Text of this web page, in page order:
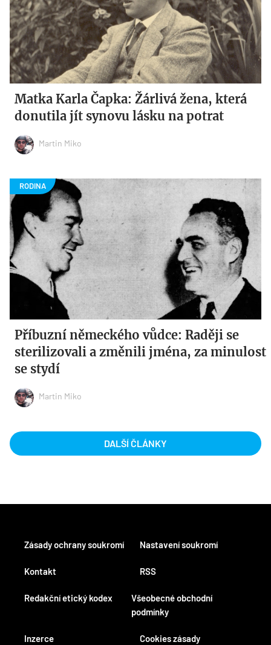
Matka Karla Čapka: Žárlivá žena, která
donutila jít synovu lásku na potrat
Martin Miko
Příbuzní německého vůdce: Raději se
sterilizovali a změnili jména, za minulost
se stydí
Martin Miko
DALŠÍ ČLÁNKY
Kontakt
Redakční etický kodex
Inzerce
RSS
Všeobecné obchodní
podmínky
Cookies zásady
Zásady ochrany soukromí Nastavení soukromí